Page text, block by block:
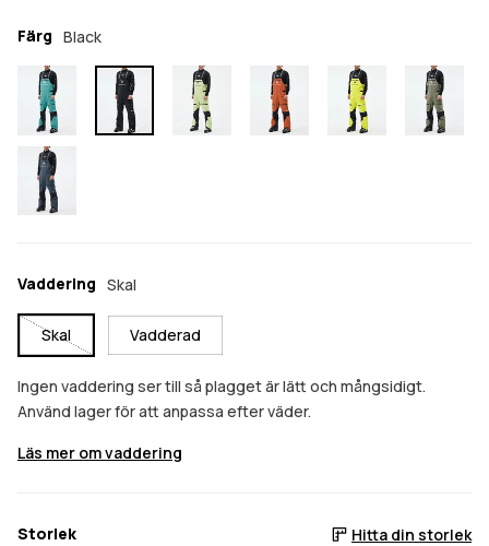
Färg Black
Vaddering Skal
Skal Vadderad
Ingen vaddering ser till så plagget är lätt och mångsidigt.
Använd lager för att anpassa efter väder.
Läs mer om vaddering
Storlek Hitta din storlek